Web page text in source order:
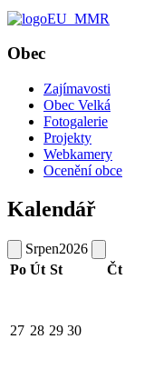
Obec
Zajímavosti
Obec Velká
Fotogalerie
Projekty
Webkamery
Ocenění obce
Kalendář
Srpen2026
Po Út St Čt
27 28 29 30